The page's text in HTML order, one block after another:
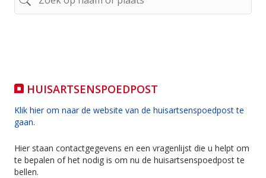
HUISARTSENSPOEDPOST
Klik hier om naar de website van de huisartsenspoedpost te
gaan.
Hier staan contactgegevens en een vragenlijst die u helpt om
te bepalen of het nodig is om nu de huisartsenspoedpost te
bellen.